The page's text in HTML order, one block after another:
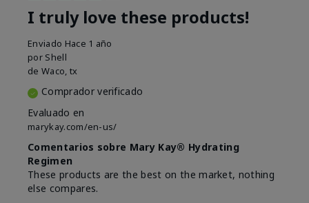
I truly love these products!
Enviado Hace 1 año
por Shell
de Waco, tx
Comprador verificado
Evaluado en
marykay.com/en-us/
Comentarios sobre Mary Kay® Hydrating
Regimen
These products are the best on the market, nothing
else compares.